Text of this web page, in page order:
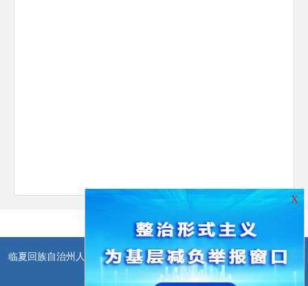
临夏回族自治州人民政府办公室主办 临夏回族自治州人民政府信息中
心承办
X